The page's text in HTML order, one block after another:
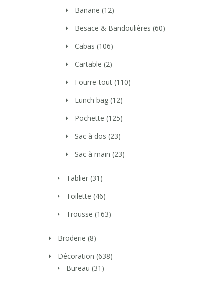
Banane (12)
Besace & Bandoulières (60)
Cabas (106)
Cartable (2)
Fourre-tout (110)
Lunch bag (12)
Pochette (125)
Sac à dos (23)
Sac à main (23)
Tablier (31)
Toilette (46)
Trousse (163)
Broderie (8)
Décoration (638)
Bureau (31)